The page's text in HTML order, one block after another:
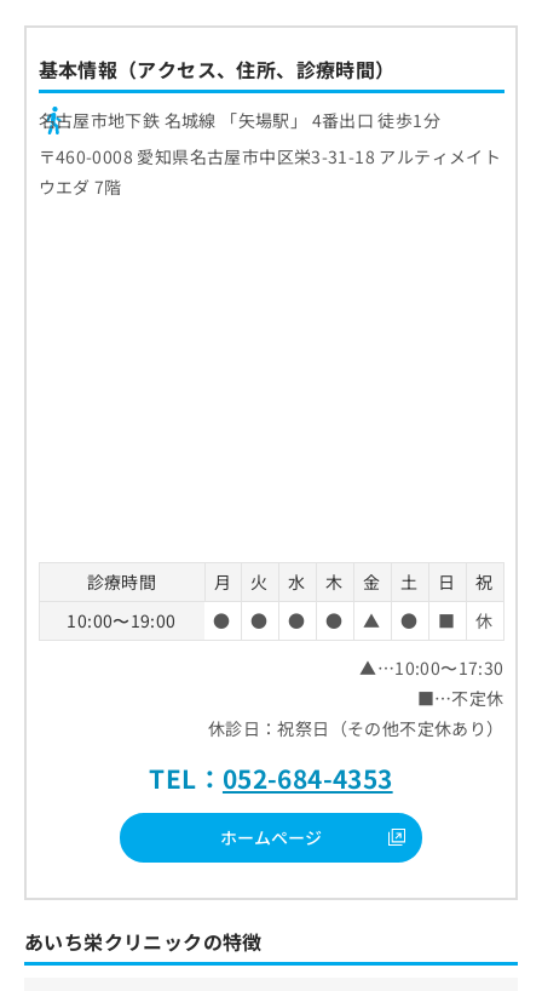
基本情報（アクセス、住所、診療時間）
名古屋市地下鉄 名城線 「矢場駅」 4番出口 徒歩1分
〒460-0008 愛知県名古屋市中区栄3-31-18 アルティメイト
ウエダ 7階
診療時間 月 火 水 木 金 土 日
祝
10:00〜19:00
● ● ● ● ▲ ● ■
休
▲…10:00〜17:30
■…不定休
休診日：祝祭日（その他不定休あり）
TEL： 052-684-4353
ホームページ
あいち栄クリニックの特徴